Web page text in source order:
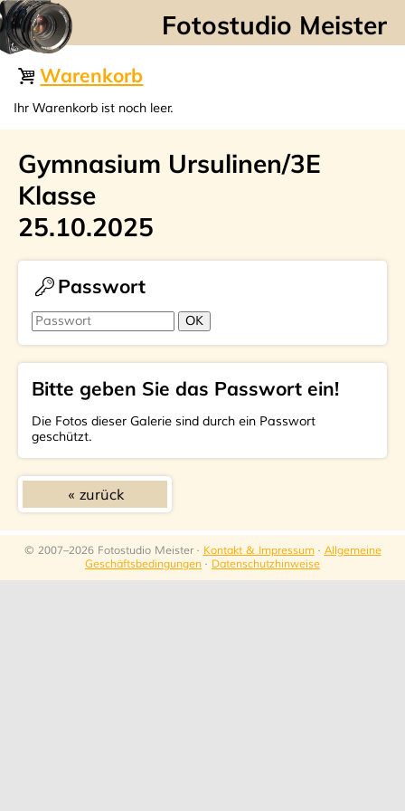
☰
Warenkorb
Ihr Warenkorb ist noch leer.
Gymnasium Ursulinen/3E
Klasse
25.10.2025
Passwort
Bitte geben Sie das Passwort ein!
Die Fotos dieser Galerie sind durch ein Passwort
geschützt.
zurück
© 2007–2026 Fotostudio Meister · Kontakt & Impressum· Allgemeine
Geschäftsbedingungen · Datenschutzhinweise